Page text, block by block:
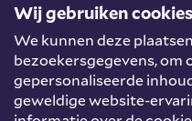
Platform
Nieuwkomers en
Werk
Team
Wij gebruiken cookies
We kunnen deze
bezoekersgegevens, om
gepersonaliseerde
geweldige website-